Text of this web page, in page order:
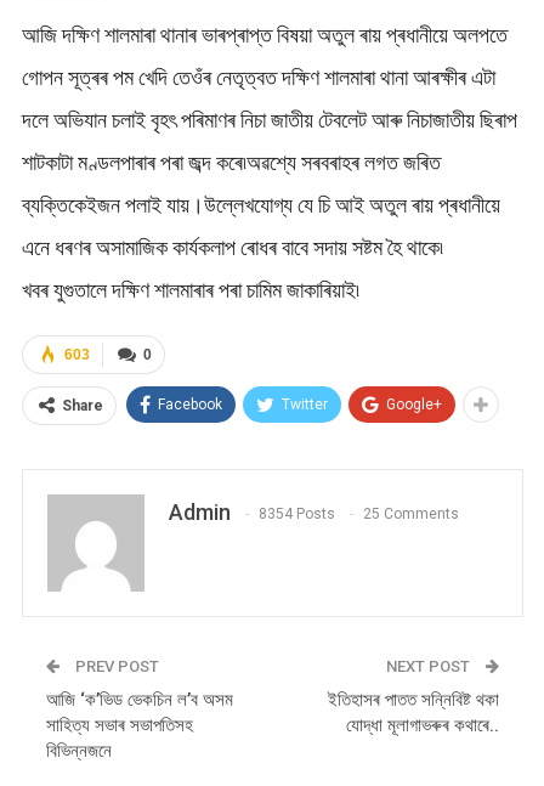
আজি দক্ষিণ শালমাৰা থানাৰ ভাৰপ্ৰাপ্ত বিষয়া অতুল ৰায় প্ৰধানীয়ে অলপতে
গোপন সূত্ৰৰ পম খেদি তেওঁৰ নেতৃত্বত দক্ষিণ শালমাৰা থানা আৰক্ষীৰ এটা
দলে অভিযান চলাই বৃহৎ পৰিমাণৰ নিচা জাতীয় টেবলেট আৰু নিচাজাতীয় ছিৰাপ
শাটকাটা মণ্ডলপাৰাৰ পৰা জব্দ কৰে৷অৱশ্যে সৰবৰাহৰ লগত জৰিত
ব্যক্তিকেইজন পলাই যায়।উল্লেখযোগ্য যে চি আই অতুল ৰায় প্ৰধানীয়ে
এনে ধৰণৰ অসামাজিক কাৰ্যকলাপ ৰোধৰ বাবে সদায় সষ্টম হৈ থাকে৷
খবৰ যুগুতালে দক্ষিণ শালমাৰাৰ পৰা চামিম জাকাৰিয়াই৷
0
603
Share Facebook Twitter Google+
Admin 8354 Posts 25 Comments
PREV POST
আজি ‘ক’ভিড ভেকচিন ল’ব অসম
সাহিত্য সভাৰ সভাপতিসহ
বিভিন্নজনে
NEXT POST
ইতিহাসৰ পাতত সন্নিবিষ্ট থকা
যোদ্ধা মূলাগাভৰুৰ কথাৰে..